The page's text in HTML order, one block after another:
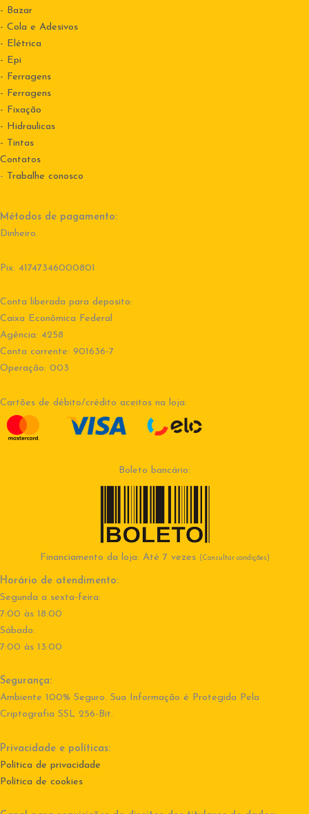
- Bazar
- Cola e Adesivos
- Elétrica
- Epi
- Ferragens
- Ferragens
- Fixação
- Hidraulicas
- Tintas
Contatos
- Trabalhe conosco
Métodos de pagamento:
Dinheiro.
Pix: 41747346000801
Conta liberada para deposito:
Caixa Econômica Federal
Agência: 4258
Conta corrente: 901636-7
Operação: 003
Cartões de débito/crédito aceitos na loja:
Boleto bancário:
Financiamento da loja: Até 7 vezes (Consultar condições)
Horário de atendimento:
Segunda a sexta-feira:
7:00 às 18:00
Sábado:
7:00 às 13:00
Segurança:
Ambiente 100% Seguro. Sua Informação é Protegida Pela
Criptografia SSL 256-Bit.
Privacidade e políticas:
Política de privacidade
Política de cookies